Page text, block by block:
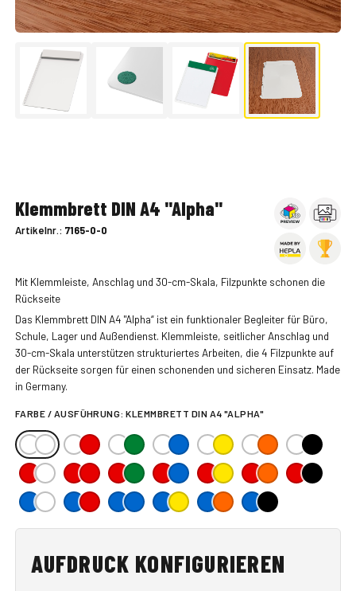
Klemmbrett DIN A4 "Alpha"
Artikelnr.: 7165-0-0
Mit Klemmleiste, Anschlag und 30-cm-Skala, Filzpunkte schonen die
Rückseite
Das Klemmbrett DIN A4 "Alpha“ ist ein funktionaler Begleiter für Büro,
Schule, Lager und Außendienst. Klemmleiste, seitlicher Anschlag und
30-cm-Skala unterstützen strukturiertes Arbeiten, die 4 Filzpunkte auf
der Rückseite sorgen für einen schonenden und sicheren Einsatz. Made
in Germany.
FARBE / AUSFÜHRUNG:KLEMMBRETT DIN A4 "ALPHA"
AUFDRUCK KONFIGURIEREN